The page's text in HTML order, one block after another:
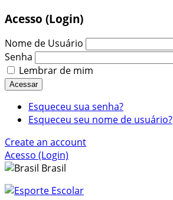
Acesso (Login)
Nome de Usuário
Senha
Lembrar de mim
Acessar
Esqueceu sua senha?
Esqueceu seu nome de usuário?
Create an account
Acesso (Login)
Brasil